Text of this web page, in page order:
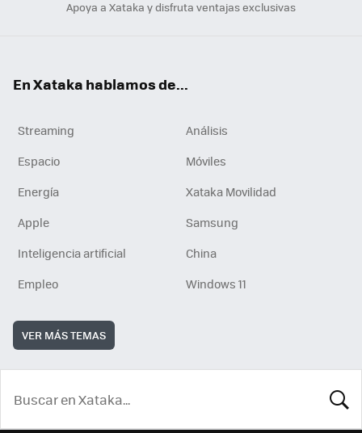
Apoya a Xataka y disfruta ventajas exclusivas
En Xataka hablamos de...
Streaming
Análisis
Espacio
Móviles
Energía
Xataka Movilidad
Apple
Samsung
Inteligencia artificial
China
Empleo
Windows 11
VER MÁS TEMAS